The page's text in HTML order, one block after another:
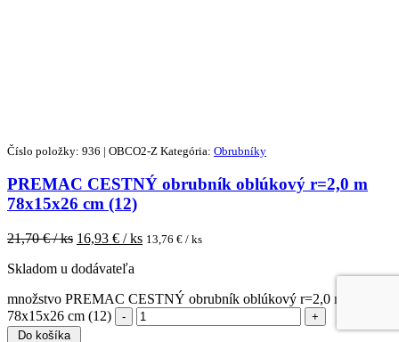
Číslo položky: 936 | OBCO2-Z Kategória: Obrubníky
PREMAC CESTNÝ obrubník oblúkový r=2,0 m
78x15x26 cm (12)
21,70€ / ks 16,93 € / ks 13,76 € / ks
Skladom u dodávateľa
množstvo PREMAC CESTNÝ obrubník oblúkový r=2,0 m
78x15x26 cm (12)
Do košíka